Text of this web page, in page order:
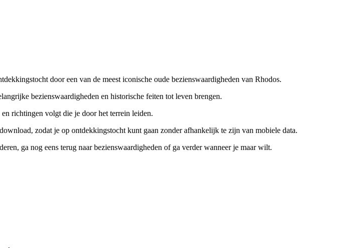
door een van de meest iconische oude bezienswaardigheden van Rhodos.
bezienswaardigheden en historische feiten tot leven brengen.
richtingen volgt die je door het terrein leiden.
zodat je op ontdekkingstocht kunt gaan zonder afhankelijk te zijn van mobiele data.
ga nog eens terug naar bezienswaardigheden of ga verder wanneer je maar wilt.